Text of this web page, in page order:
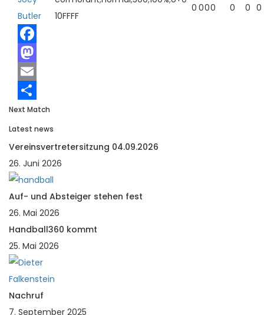
Butler
10FFFF
0 000 0 0 0
Facebook
Mastodon
Email
Teilen
Next Match
Latest news
Vereinsvertretersitzung 04.09.2026
26. Juni 2026
Auf- und Absteiger stehen fest
26. Mai 2026
Handball360 kommt
25. Mai 2026
Nachruf
7. September 2025